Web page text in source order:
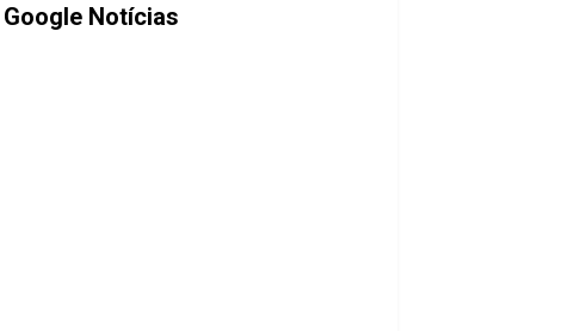
Notícias